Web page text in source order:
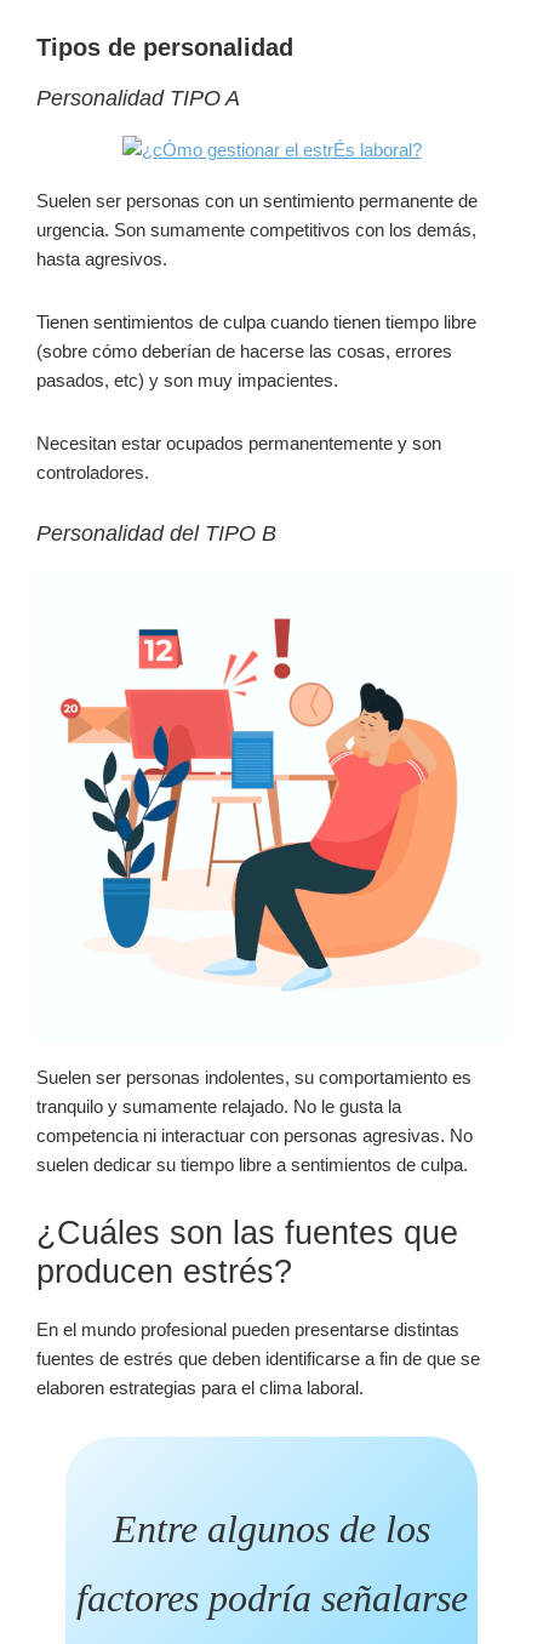
Tipos de personalidad
Personalidad TIPO A
Suelen ser personas con un sentimiento permanente de
urgencia. Son sumamente competitivos con los demás,
hasta agresivos.
Tienen sentimientos de culpa cuando tienen tiempo libre
(sobre cómo deberían de hacerse las cosas, errores
pasados, etc) y son muy impacientes.
Necesitan estar ocupados permanentemente y son
controladores.
Personalidad del TIPO B
Suelen ser personas indolentes, su comportamiento es
tranquilo y sumamente relajado. No le gusta la
competencia ni interactuar con personas agresivas. No
suelen dedicar su tiempo libre a sentimientos de culpa.
¿Cuáles son las fuentes que
producen estrés?
En el mundo profesional pueden presentarse distintas
fuentes de estrés que deben identificarse a fin de que se
elaboren estrategias para el clima laboral.
Entre algunos de los
factores podría señalarse